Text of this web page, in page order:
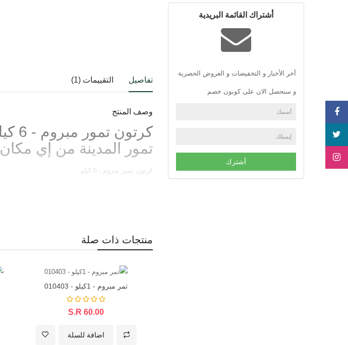
أشتراك القائمة البريدية
أخر الأخبار و التخفيضات و العروض الحصرية
و ستحصل الان على كوبون خصم
أشترك
تفاصيل التقييمات (1)
وصف المنتج
تمور المدينة من إي مكان
كرتون تمور مبروم - 6 كيلو
منتجات ذات صلة
تمر مبروم - 1كيلو - 010403
S.R 60.00
اضافة للسلة